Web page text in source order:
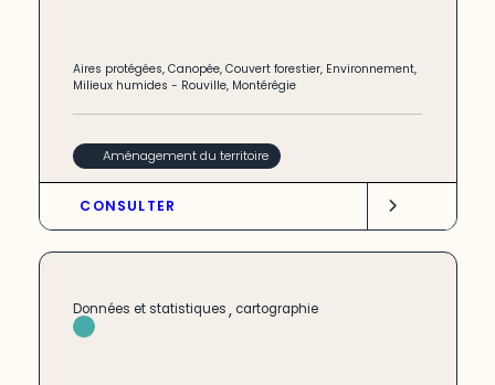
Aires protégées,Canopée,Couvert forestier, Environnement,
Milieux humides - Rouville, Montérégie
Aménagement du territoire
CONSULTER
Données et statistiques, cartographie